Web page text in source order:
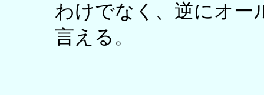
わけでなく、逆にオー
言える。